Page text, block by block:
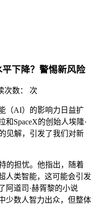
下降？警惕新风险
次数： 次
AI）的影响力日益扩
SpaceX的创始人埃隆·
见解，引发了我们对新
担忧。他指出，随着
人类智能，这可能会引发
阿道司·赫胥黎的小说
少数人智力出众，但整体